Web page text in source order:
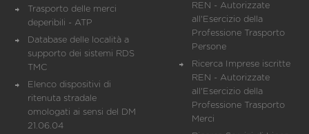
Trasporto delle merci
deperibili - ATP
Database delle località a
supporto dei sistemi RDS
TMC
Elenco dispositivi di
ritenuta stradale
omologati ai sensi del DM
21.06.04
REN - Autorizzate
all'Esercizio della
Professione Trasporto
Persone
Ricerca Imprese iscritte
REN - Autorizzate
all'Esercizio della
Professione Trasporto
Merci